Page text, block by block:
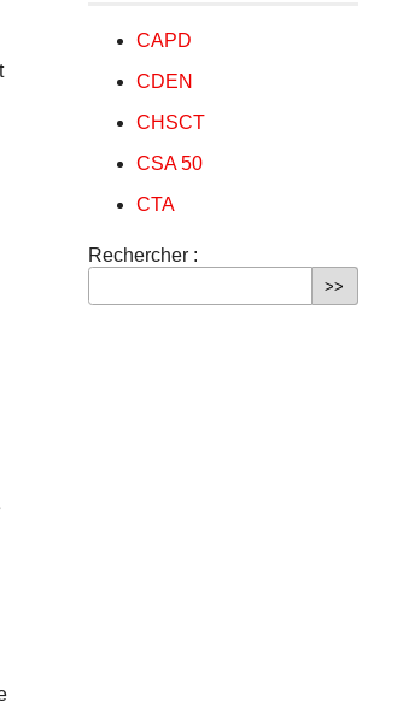
CAPD
CDEN
CHSCT
CSA 50
CTA
Rechercher :